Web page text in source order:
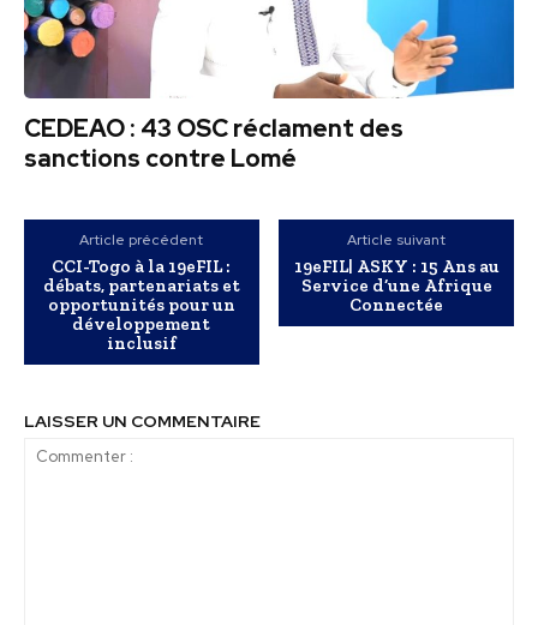
CEDEAO : 43 OSC réclament des
sanctions contre Lomé
Article précédent
CCI-Togo à la 19eFIL :
débats, partenariats et
opportunités pour un
développement
inclusif
Article suivant
19eFIL| ASKY : 15 Ans au
Service d’une Afrique
Connectée
LAISSER UN COMMENTAIRE